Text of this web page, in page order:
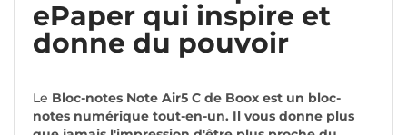
ePaper qui inspire et
donne du pouvoir
Le Bloc-notes Note Air5 C de Boox est un bloc-
notes numérique tout-en-un. Il vous donne plus